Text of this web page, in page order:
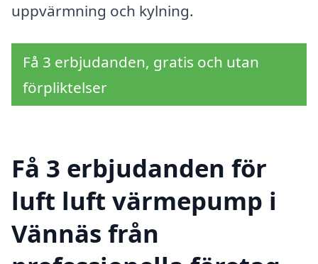
uppvärmning och kylning.
Få 3 erbjudanden, gratis och utan
förpliktelser
Få 3 erbjudanden för
luft luft värmepump i
Vännäs från